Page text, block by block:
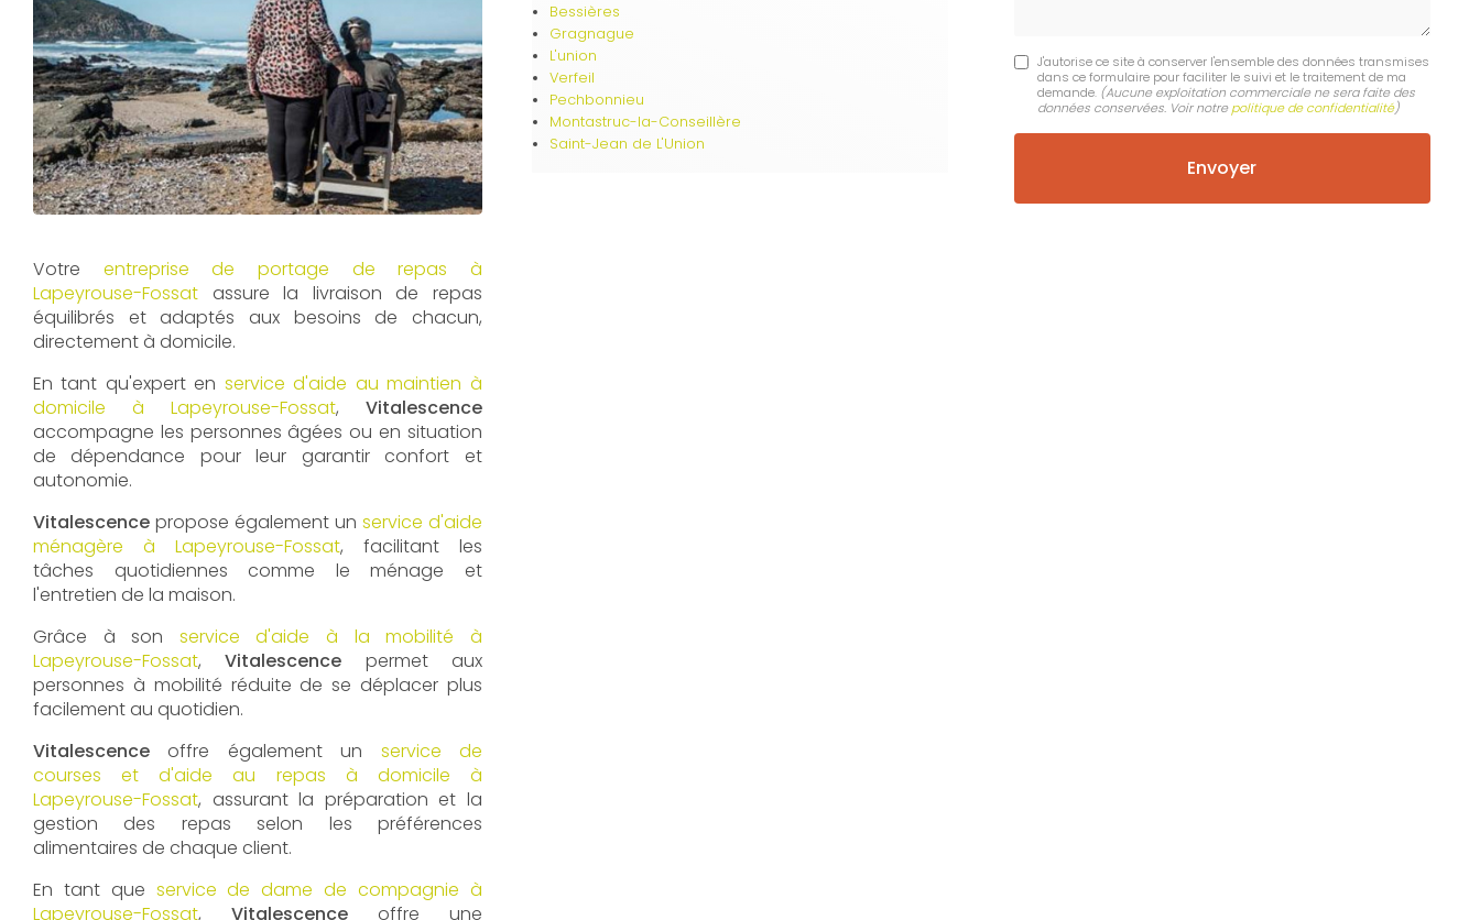
Votre entreprise de portage de repas à
Lapeyrouse-Fossat assure la livraison de repas
équilibrés et adaptés aux besoins de chacun,
directement à domicile.
En tant qu'expert en service d'aide au maintien à
domicile à Lapeyrouse-Fossat, Vitalescence
accompagne les personnes âgées ou en situation
de dépendance pour leur garantir confort et
autonomie.
Vitalescence propose également un service d'aide
ménagère à Lapeyrouse-Fossat, facilitant les
tâches quotidiennes comme le ménage et
l'entretien de la maison.
Grâce à son service d'aide à la mobilité à
Lapeyrouse-Fossat,Vitalescence permet aux
personnes à mobilité réduite de se déplacer plus
facilement au quotidien.
Vitalescence offre également un service de
courses et d'aide au repas à domicile à
Lapeyrouse-Fossat, assurant la préparation et la
gestion des repas selon les préférences
alimentaires de chaque client.
En tant que service de dame de compagnie à
Lapeyrouse-Fossat, Vitalescence offre une
Bessières
Gragnague
L'union
Verfeil
Pechbonnieu
Montastruc-la-Conseillère
Saint-Jean de L'Union
J'autorise ce site à conserver l'ensemble des données transmises
dans ce formulaire pour faciliter le suivi et le traitement de ma
demande. (Aucune exploitation commerciale ne sera faite des
données conservées. Voir notre politique de confidentialité)